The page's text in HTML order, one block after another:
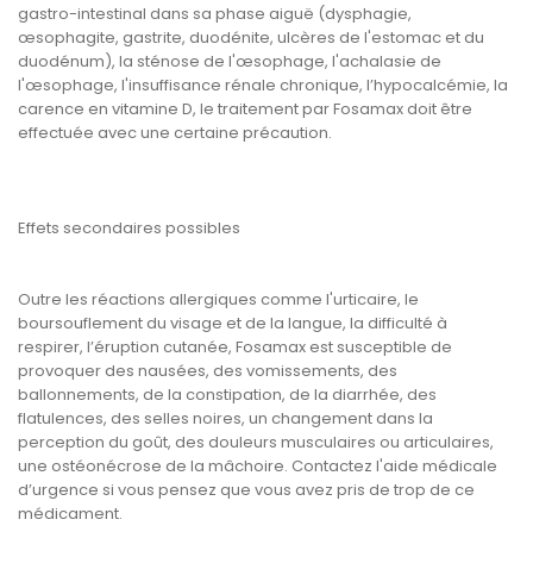
gastro-intestinal dans sa phase aiguë (dysphagie,
œsophagite, gastrite, duodénite, ulcères de l'estomac et du
duodénum), la sténose de l'œsophage, l'achalasie de
l'œsophage, l'insuffisance rénale chronique, l’hypocalcémie, la
carence en vitamine D, le traitement par Fosamax doit être
effectuée avec une certaine précaution.
Effets secondaires possibles
Outre les réactions allergiques comme l'urticaire, le
boursouflement du visage et de la langue, la difficulté à
respirer, l’éruption cutanée, Fosamax est susceptible de
provoquer des nausées, des vomissements, des
ballonnements, de la constipation, de la diarrhée, des
flatulences, des selles noires, un changement dans la
perception du goût, des douleurs musculaires ou articulaires,
une ostéonécrose de la mâchoire. Contactez l'aide médicale
d’urgence si vous pensez que vous avez pris de trop de ce
médicament.